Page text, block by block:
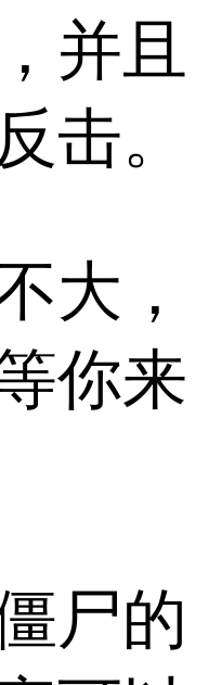
并且
击。
大，
你来
尸的